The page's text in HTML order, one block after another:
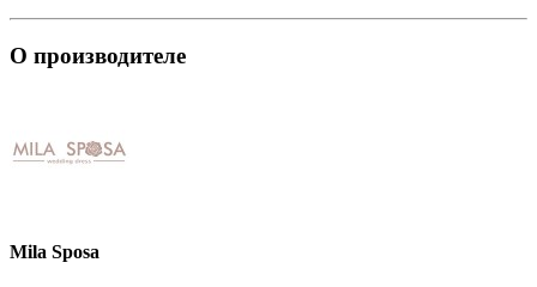
О производителе
Mila Sposa